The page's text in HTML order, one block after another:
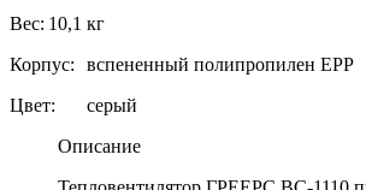
Вес: 10,1 кг
Корпус:
вспененный полипропилен EPP
Цвет:
серый
Описание